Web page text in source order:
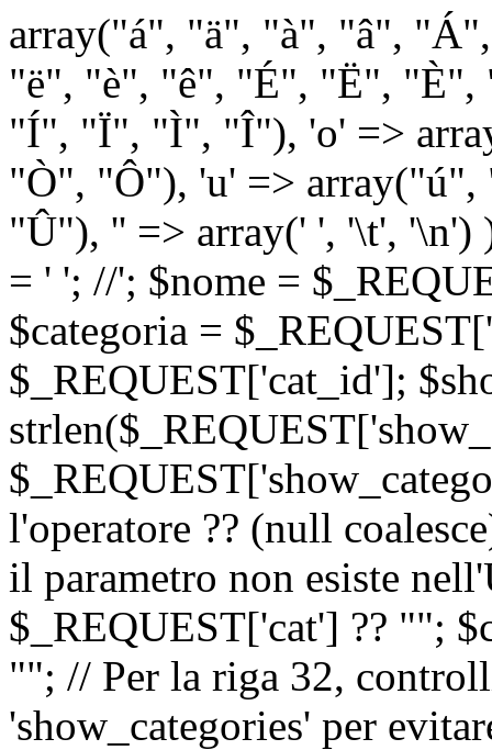
array("á", "ä", "à", "â",
"ë", "è", "ê", "É", "Ë",
"Í", "Ï", "Ì", "Î"), 'o' =>
"Ò", "Ô"), 'u' =>
"Û"), '' => array(' ', '\t',
= ' '; //'; $nome =
$categoria =
$_REQUEST['cat_id'];
l'operatore ?? (null
il parametro non esiste
$_REQUEST['cat'] ?? "";
""; // Per la riga 32,
'show_categories' per